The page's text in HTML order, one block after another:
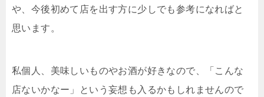
や、今後初めて店を出す方に少しでも参考になればと
思います。
私個人、美味しいものやお酒が好きなので、「こんな
店ないかなー」という妄想も入るかもしれませんので